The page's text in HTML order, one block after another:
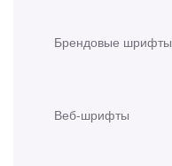
Брендовые шрифты
Веб-шрифты